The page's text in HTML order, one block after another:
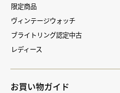
限定商品
ヴィンテージウォッチ
ブライトリング認定中古
レディース
お買い物ガイド